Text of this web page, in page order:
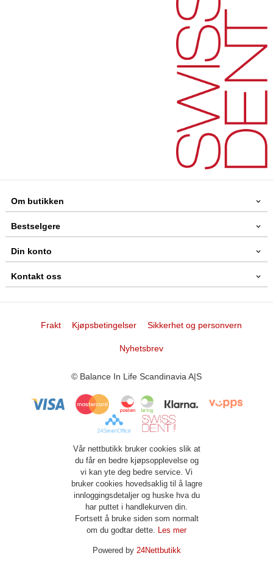
Om butikken
Bestselgere
Din konto
Kontakt oss
Frakt Kjøpsbetingelser Sikkerhet og personvern
Nyhetsbrev
© Balance In Life Scandinavia A|S
Vår nettbutikk bruker cookies slik at
du får en bedre kjøpsopplevelse og
vi kan yte deg bedre service. Vi
bruker cookies hovedsaklig til å lagre
innloggingsdetaljer og huske hva du
har puttet i handlekurven din.
Fortsett å bruke siden som normalt
om du godtar dette. Les mer
Powered by 24Nettbutikk